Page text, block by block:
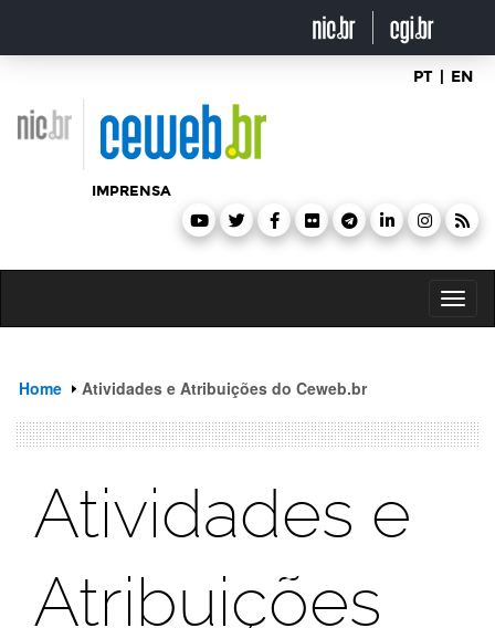
o
PT | EN
IMPRENSA
Home Atividades e Atribuições do Ceweb.br
Atividades e
Atribuições